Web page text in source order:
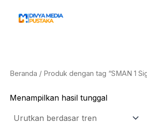
Beranda / Produk dengan tag “SMAN 1
Menampilkan hasil tunggal